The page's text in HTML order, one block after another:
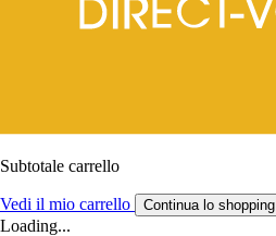
Subtotale carrello
Vedi il mio carrello Continua lo shopping
Loading...